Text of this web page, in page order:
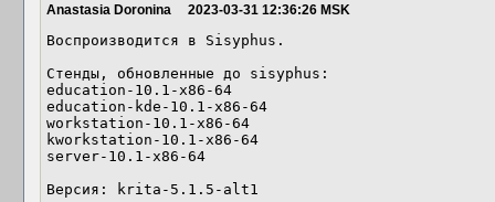
Anastasia Doronina 2023-03-31 12:36:26 MSK
Воспроизводится в Sisyphus.
Стенды, обновленные до sisyphus:
education-10.1-x86-64
education-kde-10.1-x86-64
workstation-10.1-x86-64
kworkstation-10.1-x86-64
server-10.1-x86-64
Версия: krita-5.1.5-alt1